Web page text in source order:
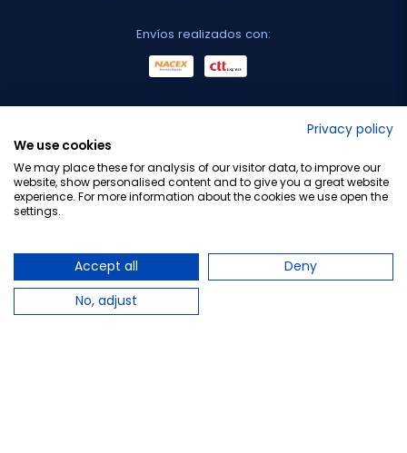
Envíos realizados con:
Privacy policy
We use cookies
We may place these for analysis of our visitor data, to improve our
website, show personalised content and to give you a great website
experience. For more information about the cookies we use open the
settings.
Accept all
Deny
No, adjust